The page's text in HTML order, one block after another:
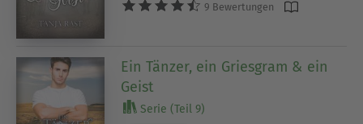
9 Bewertungen
Ein Tänzer, ein Griesgram & ein
Geist
Serie (Teil 9)